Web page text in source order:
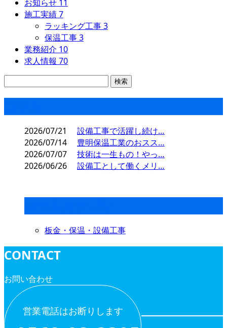
お知らせ 11
施工実績7
ラッキング工事3
保温工事3
業務紹介 10
求人情報 70
2026/07/21
設備工事で活躍し続け…
2026/07/14
豊明保温工業のおスス…
2026/07/07
技術は一生もの！やっ…
2026/06/26
設備工として働くメリ…
板金・保温・設備工事
CONTACT
お問い合わせ
営業電話はお断りします